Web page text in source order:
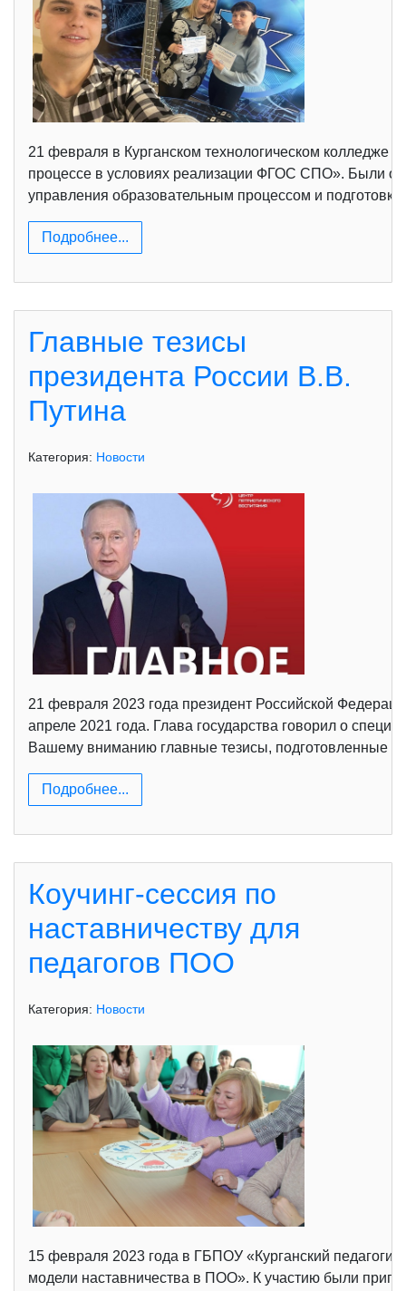
21 февраля в Курганском технологическом колледже
процессе в условиях реализации ФГОС СПО». Были
управления образовательным процессом и
Подробнее...
Главные тезисы
президента России В.В.
Путина
Категория: Новости
21 февраля 2023 года президент Российской
апреле 2021 года. Глава государства говорил о
Вашему вниманию главные тезисы, подготовленные
Подробнее...
Коучинг-сессия по
наставничеству для
педагогов ПОО
Категория: Новости
15 февраля 2023 года в ГБПОУ «Курганский
модели наставничества в ПОО». К участию были